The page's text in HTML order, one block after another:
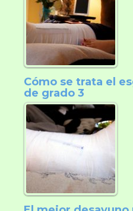
Cómo se trata el
de grado 3